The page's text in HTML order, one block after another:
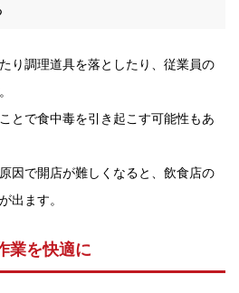
り調理道具を落としたり、従業員の
とで食中毒を引き起こす可能性もあ
因で開店が難しくなると、飲食店の
出ます。
業を快適に